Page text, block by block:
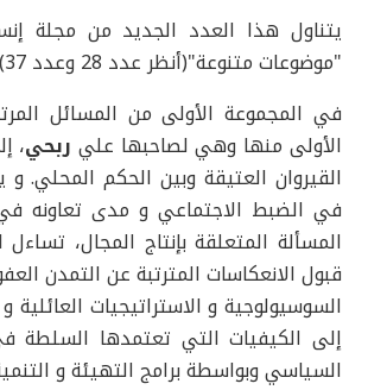
يتناول هذا العدد الجديد من مجلة
"موضوعات متنوعة"(أنظر عدد 28 وعدد 37) مقاربات يمكن تصنيفها ضمن عدة مسائل.
في المجموعة الأولى من المسائل
الأولى منها وهي لصاحبها عليربحي،
القيروان العتيقة وبين الحكم
في الضبط الاجتماعي و مدى تعاونه
المسألة المتعلقة بإنتاج المجال،
قبول الانعكاسات المترتبة عن التمدن
السوسيولوجية و الاستراتيجيات
إلى الكيفيات التي تعتمدها السلطة
السياسي وبواسطة برامج التهيئة و